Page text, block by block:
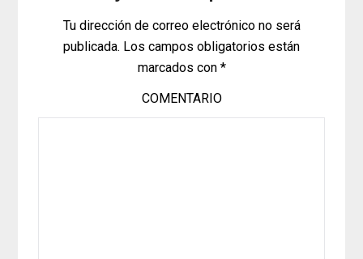
Tu dirección de correo electrónico no será
publicada. Los campos obligatorios están
marcados con *
COMENTARIO